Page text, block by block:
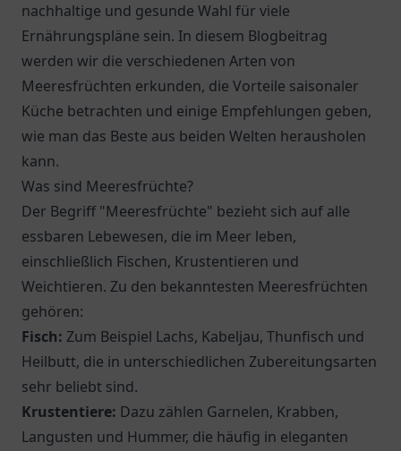
nachhaltige und gesunde Wahl für viele
Ernährungspläne sein. In diesem Blogbeitrag
werden wir die verschiedenen Arten von
Meeresfrüchten erkunden, die Vorteile saisonaler
Küche betrachten und einige Empfehlungen geben,
wie man das Beste aus beiden Welten herausholen
kann.
Was sind Meeresfrüchte?
Der Begriff "Meeresfrüchte" bezieht sich auf alle
essbaren Lebewesen, die im Meer leben,
einschließlich Fischen, Krustentieren und
Weichtieren. Zu den bekanntesten Meeresfrüchten
gehören:
Fisch: Zum Beispiel Lachs, Kabeljau, Thunfisch und
Heilbutt, die in unterschiedlichen Zubereitungsarten
sehr beliebt sind.
Krustentiere: Dazu zählen Garnelen, Krabben,
Langusten und Hummer, die häufig in eleganten